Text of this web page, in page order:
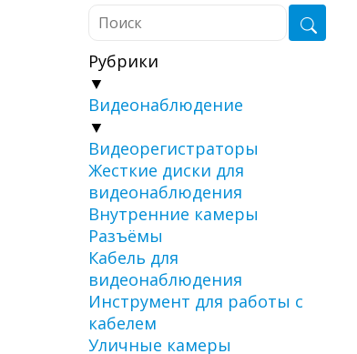
Рубрики
▼
Видеонаблюдение
▼
Видеорегистраторы
Жесткие диски для
видеонаблюдения
Внутренние камеры
Разъёмы
Кабель для
видеонаблюдения
Инструмент для работы с
кабелем
Уличные камеры